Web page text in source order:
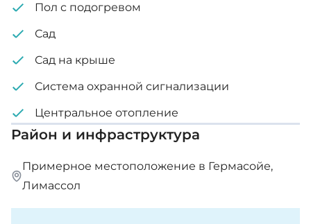
Пол с подогревом
Сад
Сад на крыше
Система охранной сигнализации
Центральное отопление
Район и инфраструктура
Примерное местоположение в Гермасойе,
Лимассол